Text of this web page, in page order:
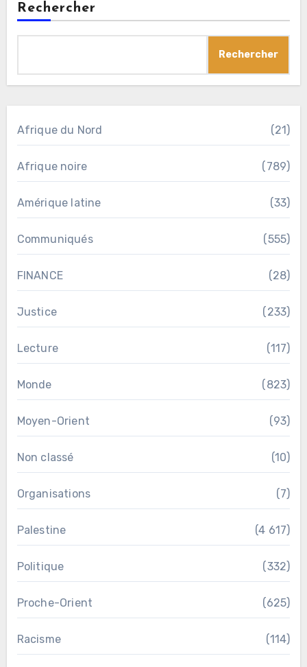
Rechercher
Rechercher
Afrique du Nord (21)
Afrique noire (789)
Amérique latine (33)
Communiqués (555)
FINANCE (28)
Justice (233)
Lecture (117)
Monde (823)
Moyen-Orient (93)
Non classé (10)
Organisations (7)
Palestine (4 617)
Politique (332)
Proche-Orient (625)
Racisme (114)